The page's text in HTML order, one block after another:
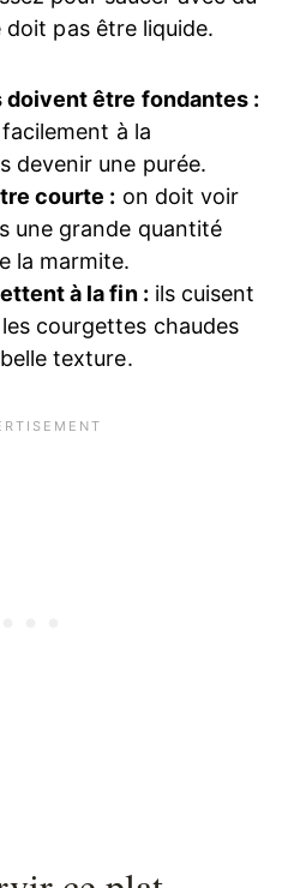
doit pas être liquide.
doivent être fondantes :
facilement à la
devenir une purée.
courte : on doit voir
une grande quantité
la marmite.
à la fin : ils cuisent
courgettes chaudes
texture.